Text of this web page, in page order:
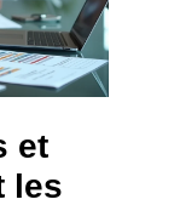
et
les